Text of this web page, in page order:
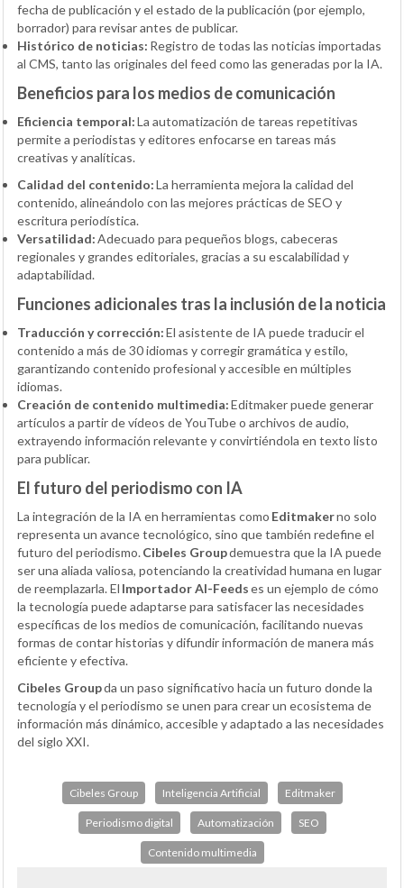
fecha de publicación y el estado de la publicación (por ejemplo,
borrador) para revisar antes de publicar.
Histórico de noticias: Registro de todas las noticias importadas
al CMS, tanto las originales del feed como las generadas por la IA.
Beneficios para los medios de comunicación
Eficiencia temporal:La automatización de tareas repetitivas
permite a periodistas y editores enfocarse en tareas más
creativas y analíticas.
Calidad del contenido:La herramienta mejora la calidad del
contenido, alineándolo con las mejores prácticas de SEO y
escritura periodística.
Versatilidad:Adecuado para pequeños blogs, cabeceras
regionales y grandes editoriales, gracias a su escalabilidad y
adaptabilidad.
Funciones adicionales tras la inclusión de la noticia
Traducción y corrección:El asistente de IA puede traducir el
contenido a más de 30 idiomas y corregir gramática y estilo,
garantizando contenido profesional y accesible en múltiples
idiomas.
Creación de contenido multimedia:Editmaker puede generar
artículos a partir de vídeos de YouTube o archivos de audio,
extrayendo información relevante y convirtiéndola en texto listo
para publicar.
El futuro del periodismo con IA
La integración de la IA en herramientas como Editmakerno solo
representa un avance tecnológico, sino que también redefine el
futuro del periodismo.Cibeles Groupdemuestra que la IA puede
ser una aliada valiosa, potenciando la creatividad humana en lugar
de reemplazarla. El Importador AI-Feedses un ejemplo de cómo
la tecnología puede adaptarse para satisfacer las necesidades
específicas de los medios de comunicación, facilitando nuevas
formas de contar historias y difundir información de manera más
eficiente y efectiva.
Cibeles Groupda un paso significativo hacia un futuro donde la
tecnología y el periodismo se unen para crear un ecosistema de
información más dinámico, accesible y adaptado a las necesidades
del siglo XXI.
Cibeles Group Inteligencia Artificial Editmaker
Periodismo digital Automatización SEO
Contenido multimedia